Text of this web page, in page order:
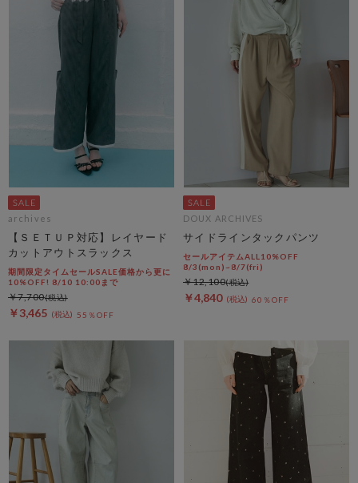
archives
【ＳＥＴＵＰ対応】レイヤード
カットアウトスラックス
期間限定タイムセールSALE価格から更に
10%OFF! 8/10 10:00まで
￥3,465 55％OFF
￥7,700
DOUX ARCHIVES
サイドラインタックパンツ
セールアイテムALL10%OFF
8/3(mon)~8/7(fri)
￥4,840 60％OFF
￥12,100